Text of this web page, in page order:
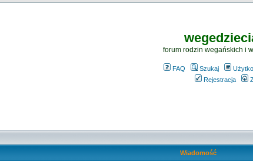
forum rodzin wegańskich i
FAQ Szukaj
Rejestracja
Wiadomość